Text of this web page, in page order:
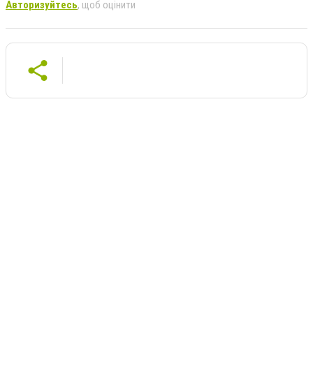
Авторизуйтесь, щоб оцінити